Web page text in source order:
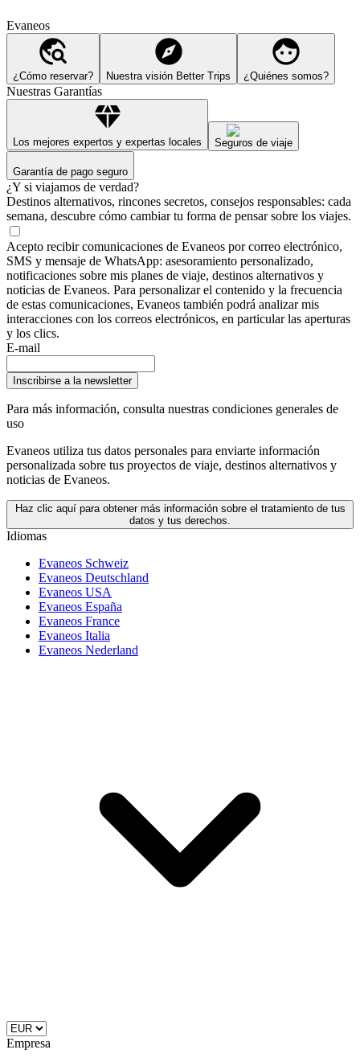
Evaneos
¿Cómo reservar? Nuestra visión Better Trips ¿Quiénes somos?
Nuestras Garantías
Los mejores expertos y expertas locales Seguros de viaje
Garantía de pago seguro
¿Y si viajamos de verdad?
Destinos alternativos, rincones secretos, consejos responsables: cada
semana, descubre cómo cambiar tu forma de pensar sobre los viajes.
Acepto recibir comunicaciones de Evaneos por correo electrónico,
SMS y mensaje de WhatsApp: asesoramiento personalizado,
notificaciones sobre mis planes de viaje, destinos alternativos y
noticias de Evaneos. Para personalizar el contenido y la frecuencia
de estas comunicaciones, Evaneos también podrá analizar mis
interacciones con los correos electrónicos, en particular las aperturas
y los clics.
E-mail
Inscribirse a la newsletter
Para más información, consulta nuestras condiciones generales de
uso
Evaneos utiliza tus datos personales para enviarte información
personalizada sobre tus proyectos de viaje, destinos alternativos y
noticias de Evaneos.
Haz clic aquí para obtener más información sobre el tratamiento de tus
datos y tus derechos.
Idiomas
Evaneos Schweiz
Evaneos Deutschland
Evaneos USA
Evaneos España
Evaneos France
Evaneos Italia
Evaneos Nederland
Empresa